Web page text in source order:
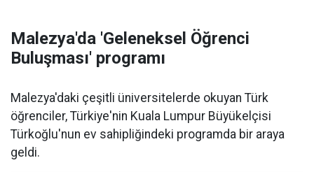
Malezya'da 'Geleneksel Öğrenci
Buluşması' programı
Malezya'daki çeşitli üniversitelerde okuyan Türk
öğrenciler, Türkiye'nin Kuala Lumpur Büyükelçisi
Türkoğlu'nun ev sahipliğindeki programda bir araya
geldi.